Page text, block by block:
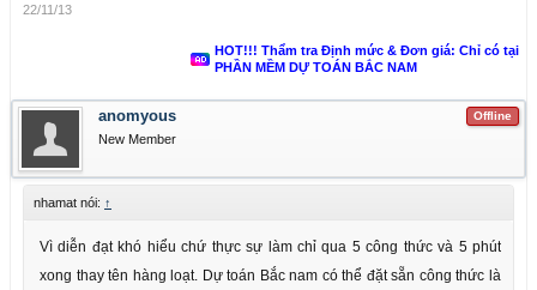
22/11/13
HOT!!! Thẩm tra Định mức & Đơn giá: Chỉ có tại
PHẦN MỀM DỰ TOÁN BẮC NAM
Offline
anomyous
New Member
nhamat nói: ↑
Vì diễn đạt khó hiểu chứ thực sự làm chỉ qua 5 công thức và 5 phút
xong thay tên hàng loạt. Dự toán Bắc nam có thể đặt sẵn công thức là